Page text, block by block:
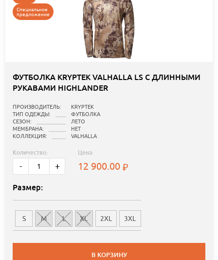
Специальное
предложение
ФУТБОЛКА KRYPTEK VALHALLA LS С ДЛИННЫМИ
РУКАВАМИ HIGHLANDER
ПРОИЗВОДИТЕЛЬ:
KRYPTEK
ТИП ОДЕЖДЫ:
ФУТБОЛКА
СЕЗОН:
ЛЕТО
МЕМБРАНА:
НЕТ
КОЛЛЕКЦИЯ:
VALHALLA
Количество:
- +
Цена:
12 900.00
Размер:
S M L XL 2XL 3XL
В КОРЗИНУ